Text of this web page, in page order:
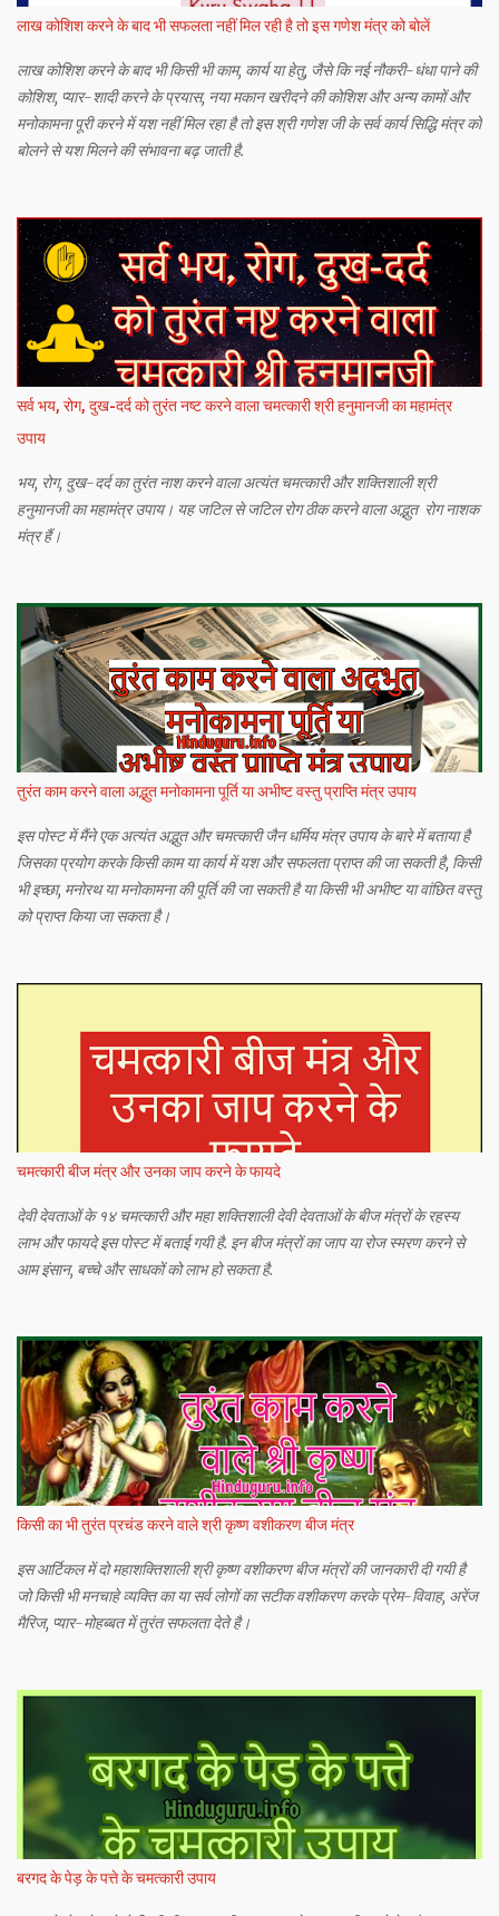
लाख कोशिश करने के बाद भी सफलता नहीं मिल रही है तो इस गणेश मंत्र को बोलें
लाख कोशिश करने के बाद भी किसी भी काम, कार्य या हेतु, जैसे कि नई नौकरी-धंधा पाने की
कोशिश, प्यार-शादी करने के प्रयास, नया मकान खरीदने की कोशिश और अन्य कामों और
मनोकामना पूरी करने में यश नहीं मिल रहा है तो इस श्री गणेश जी के सर्व कार्य सिद्धि मंत्र को
बोलने से यश मिलने की संभावना बढ़ जाती है.
सर्व भय, रोग, दुख-दर्द को तुरंत नष्ट करने वाला चमत्कारी श्री हनुमानजी का महामंत्र
उपाय
भय, रोग, दुख-दर्द का तुरंत नाश करने वाला अत्यंत चमत्कारी और शक्तिशाली श्री
हनुमानजी का महामंत्र उपाय। यह जटिल से जटिल रोग ठीक करने वाला अद्भुत रोग नाशक
मंत्र हैं।
तुरंत काम करने वाला अद्भुत मनोकामना पूर्ति या अभीष्ट वस्तु प्राप्ति मंत्र उपाय
इस पोस्ट में मैंने एक अत्यंत अद्भुत और चमत्कारी जैन धर्मिय मंत्र उपाय के बारे में बताया है
जिसका प्रयोग करके किसी काम या कार्य में यश और सफलता प्राप्त की जा सकती है, किसी
भी इच्छा, मनोरथ या मनोकामना की पूर्ति की जा सकती है या किसी भी अभीष्ट या वांछित वस्तु
को प्राप्त किया जा सकता है।
चमत्कारी बीज मंत्र और उनका जाप करने के फायदे
देवी देवताओं के १४ चमत्कारी और महा शक्तिशाली देवी देवताओं के बीज मंत्रों के रहस्य
लाभ और फायदे इस पोस्ट में बताई गयी है. इन बीज मंत्रों का जाप या रोज स्मरण करने से
आम इंसान, बच्चे और साधकों को लाभ हो सकता है.
किसी का भी तुरंत प्रचंड करने वाले श्री कृष्ण वशीकरण बीज मंत्र
इस आर्टिकल में दो महाशक्तिशाली श्री कृष्ण वशीकरण बीज मंत्रों की जानकारी दी गयी है
जो किसी भी मनचाहे व्यक्ति का या सर्व लोगों का सटीक वशीकरण करके प्रेम-विवाह, अरेंज
मैरिज, प्यार-मोहब्बत में तुरंत सफलता देते है।
बरगद के पेड़ के पत्ते के चमत्कारी उपाय